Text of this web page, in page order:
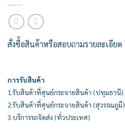
สั่งซื้อสินค้าหรือสอบถามรายละเอียด
การรับสินค้า
1.รับสินค้าที่ศุนย์กระจายสินค้า (ปทุมธานี)
2.รับสินค้าที่ศุนย์กระจายสินค้า (สุวรรณภูมื)
3.บริการรถจัดส่ง (ทั่วประเทศ)